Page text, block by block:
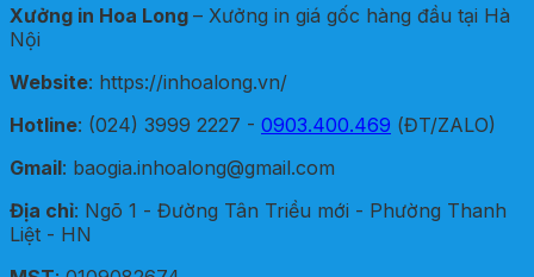
Xưởng in Hoa Long – Xưởng in giá gốc hàng đầu tại Hà
Nội
Website: https://inhoalong.vn/
Hotline: (024) 3999 2227 - 0903.400.469 (ĐT/ZALO)
Gmail: baogia.inhoalong@gmail.com
Địa chỉ: Ngõ 1 - Đường Tân Triều mới - Phường Thanh
Liệt - HN